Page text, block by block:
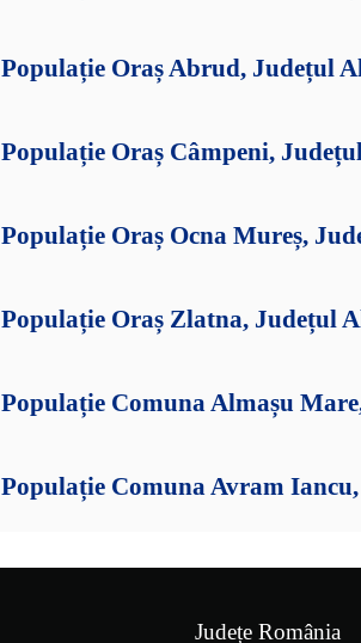
Populație Oraș Abrud, Județul
Populație Oraș Câmpeni,
Populație Oraș Ocna Mureș,
Populație Oraș Zlatna, Județul
Populație Comuna Almașu
Populație Comuna Avram
Județe România